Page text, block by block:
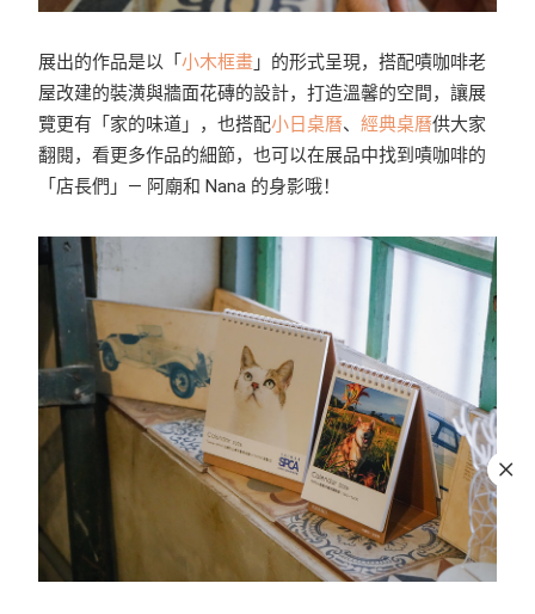
展出的作品是以「 小木框畫 」的形式呈現，搭配嘖咖啡老
屋改建的裝潢與牆面花磚的設計，打造溫馨的空間，讓展
覽更有「家的味道」，也搭配小日桌曆、 經典桌曆供大家
翻閱，看更多作品的細節，也可以在展品中找到嘖咖啡的
「店長們」— 阿廟和 Nana 的身影哦！